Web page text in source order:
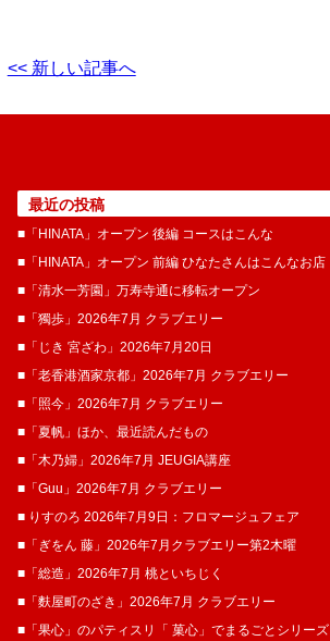
<< 新しい記事へ
最近の投稿
■「HINATA」オープン 後編 コースはこんな
■「HINATA」オープン 前編 ひなたさんはこんなお店
■「清水一芳園」万寿寺通に移転オープン
■「獨歩」2026年7月 クラブエリー
■「じき 宮ざわ」2026年7月20日
■「老香港酒家京都」2026年7月 クラブエリー
■「照今」2026年7月 クラブエリー
■「夏帆」ほか、最近読んだもの
■「木乃婦」2026年7月 JEUGIA講座
■「Guu」2026年7月 クラブエリー
■ りすのろ 2026年7月9日：フロマージュフェア
■「ぎをん 藤」2026年7月クラブエリー第2木曜
■「総造」2026年7月 桃といちじく
■「麩屋町のざき」2026年7月 クラブエリー
■「果心」のパティスリ「 菓​心」でまるごとシリーズ